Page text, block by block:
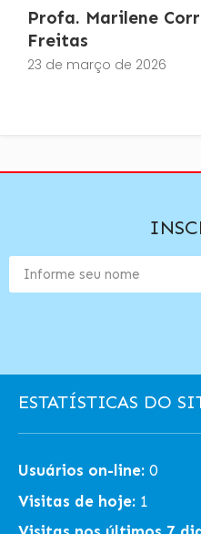
Profa. Marilene
Freitas
23 de março de 2026
ESTATÍSTICAS DO
Usuários on-line: 0
Visitas de hoje: 1